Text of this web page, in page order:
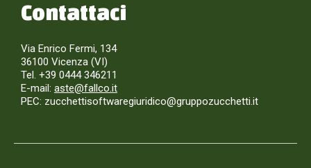
Contattaci
Via Enrico Fermi, 134
36100 Vicenza (VI)
Tel. +39 0444 346211
E-mail: aste@fallco.it
PEC: zucchettisoftwaregiuridico@gruppozucchetti.it